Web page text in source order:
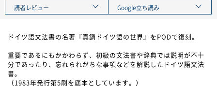
読者レビュー
Google立ち読み
ドイツ語文法書の名著『真鍋ドイツ語の世界』をPODで復刻。
重要であるにもかかわらず、初級の文法書や辞典では説明が不十
分であったり、忘れられがちな事項などを解説したドイツ語文法
書。
（1983年発行第5刷を底本としています。）